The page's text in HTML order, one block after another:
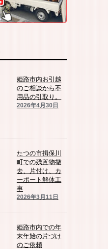
姫路市内お引越
のご相談から不
用品の引取り。
2026年4月30日
たつの市揖保川
町での残置物撤
去、片付け、カ
ーポート解体工
事
2026年3月11日
姫路市内での年
末年始の片づけ
のご依頼